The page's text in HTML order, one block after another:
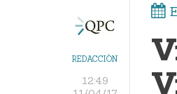
REDACCIÓN
12:49